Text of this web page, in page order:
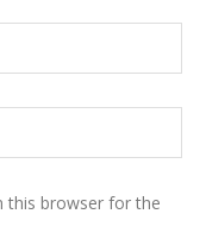
this browser for the